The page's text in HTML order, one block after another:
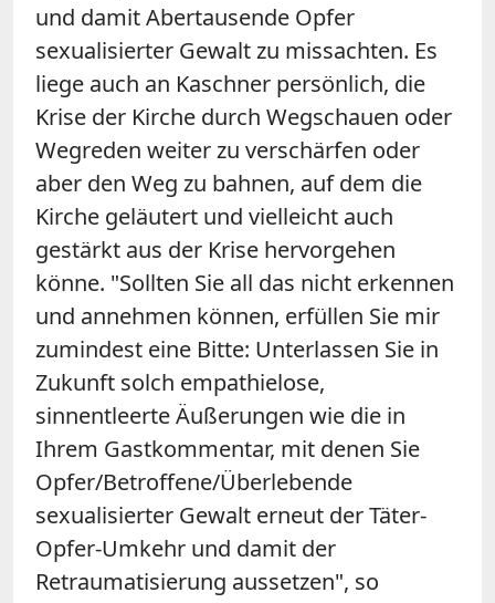
und damit Abertausende Opfer
sexualisierter Gewalt zu missachten. Es
liege auch an Kaschner persönlich, die
Krise der Kirche durch Wegschauen oder
Wegreden weiter zu verschärfen oder
aber den Weg zu bahnen, auf dem die
Kirche geläutert und vielleicht auch
gestärkt aus der Krise hervorgehen
könne. "Sollten Sie all das nicht erkennen
und annehmen können, erfüllen Sie mir
zumindest eine Bitte: Unterlassen Sie in
Zukunft solch empathielose,
sinnentleerte Äußerungen wie die in
Ihrem Gastkommentar, mit denen Sie
Opfer/Betroffene/Überlebende
sexualisierter Gewalt erneut der Täter-
Opfer-Umkehr und damit der
Retraumatisierung aussetzen", so